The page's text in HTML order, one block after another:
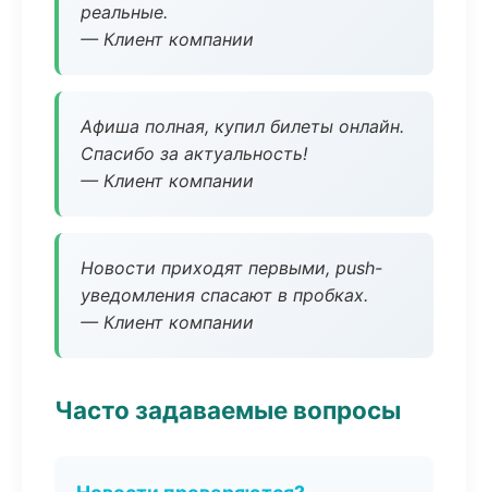
реальные.
— Клиент компании
Афиша полная, купил билеты онлайн.
Спасибо за актуальность!
— Клиент компании
Новости приходят первыми, push-
уведомления спасают в пробках.
— Клиент компании
Часто задаваемые вопросы